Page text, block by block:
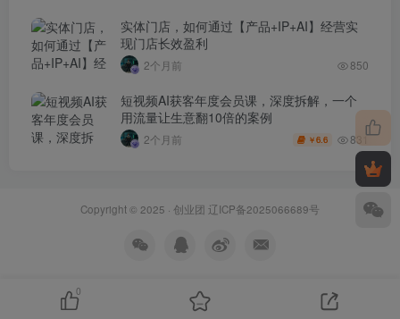
实体门店，如何通过【产品+IP+AI】经营实
现门店长效盈利
2个月前 850
短视频AI获客年度会员课，深度拆解，一个
用流量让生意翻10倍的案例
2个月前 ￥6.6 831
Copyright © 2025 · 创业团 辽ICP备2025066689号
0